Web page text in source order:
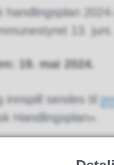
handlingsplan
13. juni.
19. mai 2024.
innspill sendes til
Handlingsplan».